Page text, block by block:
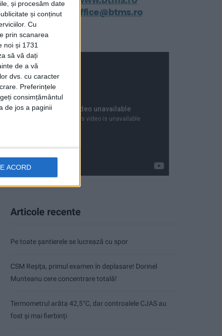
și procesăm date
și conținut
Cu
prin scanarea
noi și 1731
să vă dați
de a vă
dvs. cu caracter
Preferințele
consimțământul
de jos a paginii
ACORD
Articole recente
Pe toate șantierele se lucrează cu spor
CSM Reșița, primul examen în deplasare! Dorinel
Munteanu cere concentrare totală!
Termometrul arăta 42,5°C, dar controalele CJAS au
fost și mai fierbinți